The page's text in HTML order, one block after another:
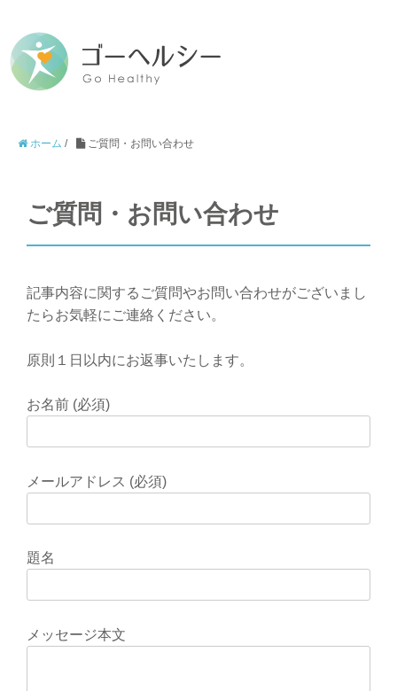
ホーム / ご質問・お問い合わせ
ご質問・お問い合わせ
記事内容に関するご質問やお問い合わせがございまし
たらお気軽にご連絡ください。
原則１日以内にお返事いたします。
お名前 (必須)
メールアドレス (必須)
題名
メッセージ本文